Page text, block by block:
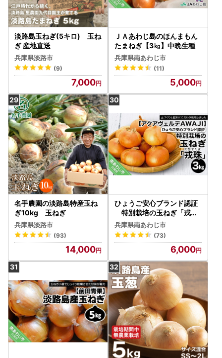
淡路島玉ねぎ(5キロ) 玉ね
ぎ 産地直送
兵庫県淡路市
(9)
7,000
ＪＡあわじ島のほんまもん
たまねぎ【3㎏】中晩生種
兵庫県南あわじ市
(11)
5,000
名手農園の淡路島特産玉ね
ぎ10kg 玉ねぎ
兵庫県淡路市
(93)
14,000
ひょうご安心ブランド認証
特別栽培の玉ねぎ「戎珠
（えびすたま）」３kg
兵庫県南あわじ市
(73)
6,000